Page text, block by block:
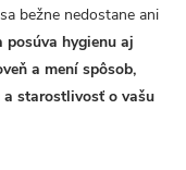
bežne nedostane ani
posúva hygienu aj
a mení spôsob,
starostlivosť o vašu